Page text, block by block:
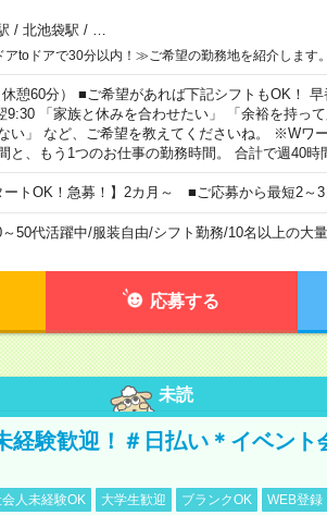
/ 北池袋駅 /
toドアで30分以内！≫ご希望の勤務地を紹介します。
憩60分） ■ご希望があれば下記シフトもOK！
9:30 「家族と休みを合わせたい」 「余裕を持っ
い」 など、ご希望を教えてくださいね。 ※Wワ
と、もう1つのお仕事の勤務時間。 合計で週40時
ートOK！急募！】2カ月～ ■ご応募から最短2～3
50代活躍中/服装自由/シフト勤務/10名以上の大
応募する
未読
経験歓迎！＃日払い＊イベント
人未経験OK 大学生歓迎 ブランクOK WEB登録